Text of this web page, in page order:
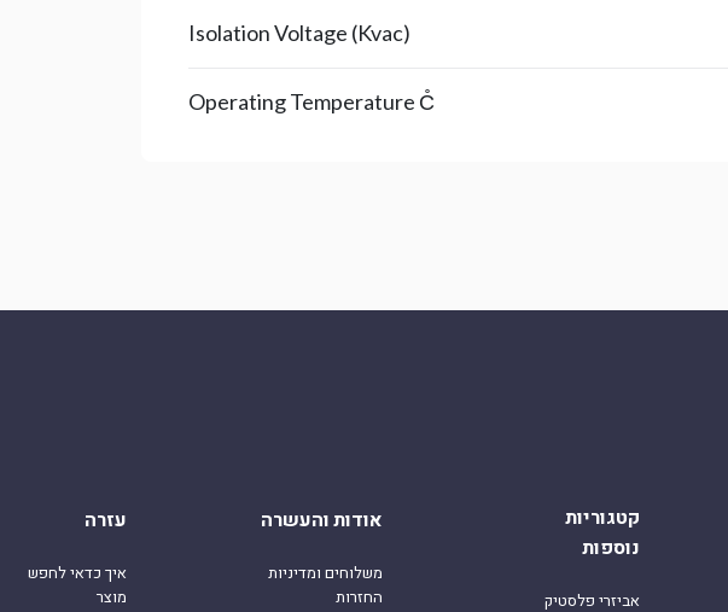
Isolation Voltage (Kvac)
Operating Temperature C̊
קטגוריות
נוספות
אביזרי פלסטיק
אודות והעשרה
משלוחים ומדיניות
החזרות
עזרה
איך כדאי לחפש
מוצר